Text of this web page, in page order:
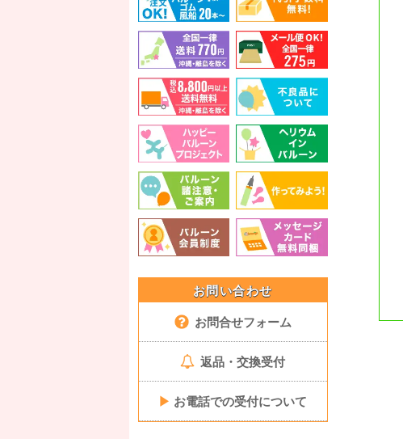
お問い合わせ
お問合せフォーム
返品・交換受付
▶ お電話での受付について